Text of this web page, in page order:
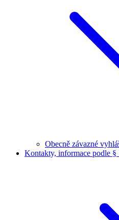
Obecně závazné
Kontakty, informace podle §